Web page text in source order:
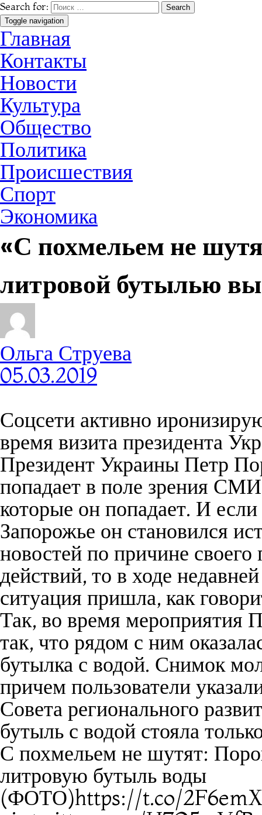
Search for:
Toggle navigation
Главная
Контакты
Новости
Культура
Общество
Политика
Происшествия
Спорт
Экономика
«С похмельем не
литровой бутылью
Ольга Струева
05.03.2019
Соцсети активно
время визита президента
Президент Украины Петр
попадает в поле зрения
которые он попадает. И
Запорожье он становился
новостей по причине
действий, то в ходе
ситуация пришла, как
Так, во время мероприятия
так, что рядом с ним
бутылка с водой. Снимок
причем пользователи
Совета регионального
бутыль с водой стояла
С похмельем не шутят:
литровую бутыль воды
(ФОТО)https://t.co/